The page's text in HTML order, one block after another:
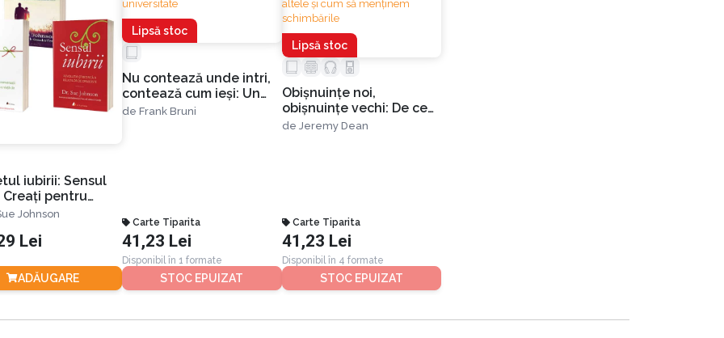
iubirii: Sensul
Creați pentru
și Ține-mă
Johnson
Lei
ADĂUGARE
Lipsă stoc
Nu contează unde intri,
contează cum ieși: Un
antidot împotriva
deFrank Bruni
Carte Tiparita
41,23 Lei
Disponibil în 1 formate
STOC EPUIZAT
Lipsă stoc
Obișnuințe noi,
obișnuințe vechi: De ce
facem anumite lucruri,
de Jeremy Dean
Carte Tiparita
41,23 Lei
Disponibil în 4 formate
STOC EPUIZAT